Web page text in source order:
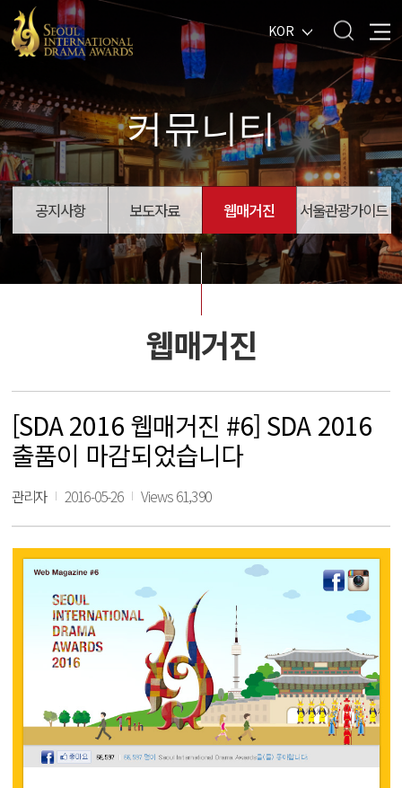
KOR
커뮤니티
공지사항 보도자료 웹매거진 서울관광가이드
웹매거진
[SDA 2016 웹매거진 #6] SDA 2016
출품이 마감되었습니다
관리자 2016-05-26 Views 61,390